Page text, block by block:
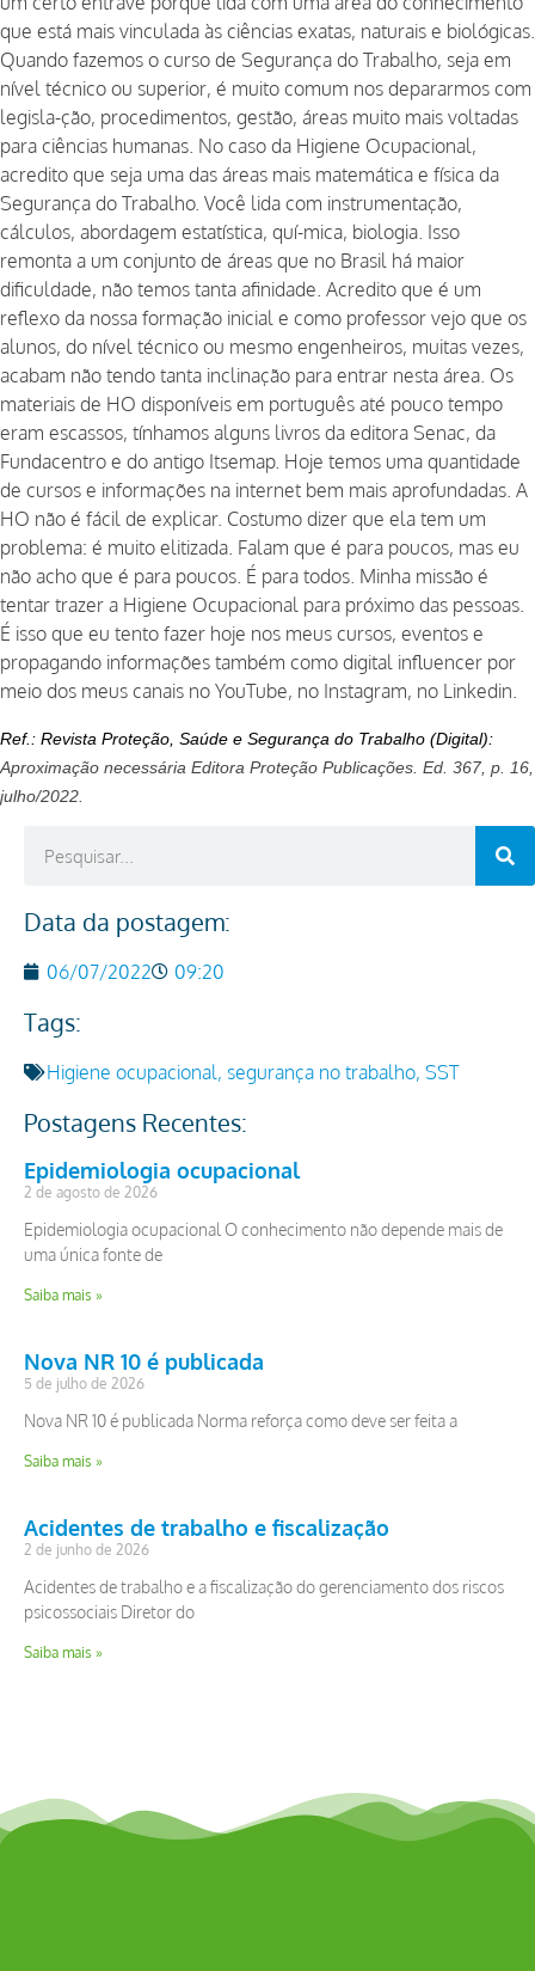
que está mais vinculada às ciências exatas, naturais e biológicas.
Quando fazemos o curso de Segurança do Trabalho, seja em
nível técnico ou superior, é muito comum nos depararmos com
legisla-ção, procedimentos, gestão, áreas muito mais voltadas
para ciências humanas. No caso da Higiene Ocupacional,
acredito que seja uma das áreas mais matemática e física da
Segurança do Trabalho. Você lida com instrumentação,
cálculos, abordagem estatística, quí-mica, biologia. Isso
remonta a um conjunto de áreas que no Brasil há maior
dificuldade, não temos tanta afinidade. Acredito que é um
reflexo da nossa formação inicial e como professor vejo que os
alunos, do nível técnico ou mesmo engenheiros, muitas vezes,
acabam não tendo tanta inclinação para entrar nesta área. Os
materiais de HO disponíveis em português até pouco tempo
eram escassos, tínhamos alguns livros da editora Senac, da
Fundacentro e do antigo Itsemap. Hoje temos uma quantidade
de cursos e informações na internet bem mais aprofundadas. A
HO não é fácil de explicar. Costumo dizer que ela tem um
problema: é muito elitizada. Falam que é para poucos, mas eu
não acho que é para poucos. É para todos. Minha missão é
tentar trazer a Higiene Ocupacional para próximo das pessoas.
É isso que eu tento fazer hoje nos meus cursos, eventos e
propagando informações também como digital influencer por
meio dos meus canais no YouTube, no Instagram, no Linkedin.
Ref.: Revista Proteção, Saúde e Segurança do Trabalho (Digital):
Aproximação necessária Editora Proteção Publicações. Ed. 367, p. 16,
julho/2022.
Data da postagem:
06/07/2022 09:20
Tags:
Higiene ocupacional, segurança no trabalho, SST
Postagens Recentes:
Epidemiologia ocupacional
2 de agosto de 2026
Epidemiologia ocupacional O conhecimento não depende mais de
uma única fonte de
Saiba mais »
Nova NR 10 é publicada
5 de julho de 2026
Nova NR 10 é publicada Norma reforça como deve ser feita a
Saiba mais »
Acidentes de trabalho e fiscalização
2 de junho de 2026
Acidentes de trabalho e a fiscalização do gerenciamento dos riscos
psicossociais Diretor do
Saiba mais »